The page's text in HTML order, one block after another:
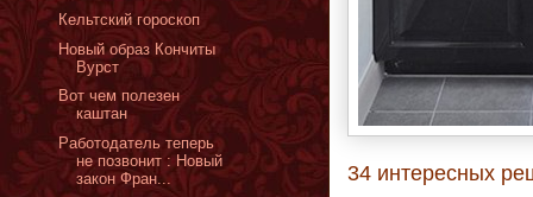
34 интересных
Кельтский гороскоп
Новый образ Кончиты
Вурст
Вот чем полезен
каштан
Работодатель теперь
не позвонит : Новый
закон Фран...